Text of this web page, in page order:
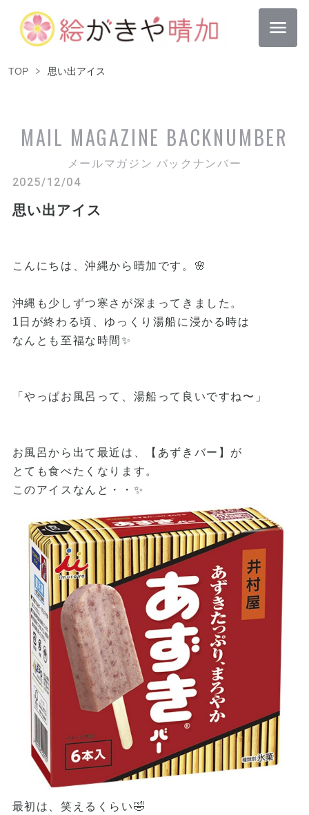
TOP 思い出アイス
MAIL MAGAZINE BACKNUMBER
メールマガジン バックナンバー
2025/12/04
思い出アイス
こんにちは、沖縄から晴加です。🌸
沖縄も少しずつ寒さが深まってきました。
1日が終わる頃、ゆっくり湯船に浸かる時は
なんとも至福な時間✨
「やっぱお風呂って、湯船って良いですね〜」
お風呂から出て 最近は、【あずきバー】が
とても食べたくなります。
このアイスなんと・・✨
最初は、笑えるくらい🤣